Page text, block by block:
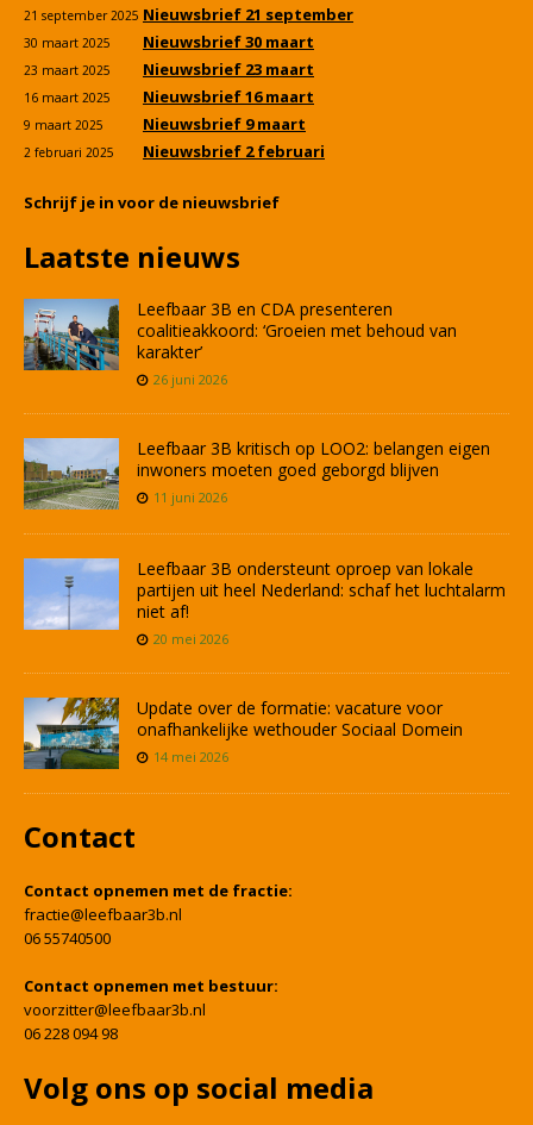
21 september 2025 Nieuwsbrief 21 september
30 maart 2025 Nieuwsbrief 30 maart
23 maart 2025 Nieuwsbrief 23 maart
16 maart 2025 Nieuwsbrief 16 maart
9 maart 2025 Nieuwsbrief 9 maart
2 februari 2025 Nieuwsbrief 2 februari
Schrijf je in voor de nieuwsbrief
Laatste nieuws
Leefbaar 3B en CDA presenteren
coalitieakkoord: ‘Groeien met behoud van
karakter’
26 juni 2026
Leefbaar 3B kritisch op LOO2: belangen eigen
inwoners moeten goed geborgd blijven
11 juni 2026
Leefbaar 3B ondersteunt oproep van lokale
partijen uit heel Nederland: schaf het luchtalarm
niet af!
20 mei 2026
Update over de formatie: vacature voor
onafhankelijke wethouder Sociaal Domein
14 mei 2026
Contact
Contact opnemen met de fractie:
fractie@leefbaar3b.nl
06 55740500
Contact opnemen met bestuur:
voorzitter@leefbaar3b.nl
06 228 094 98
Volg ons op social media